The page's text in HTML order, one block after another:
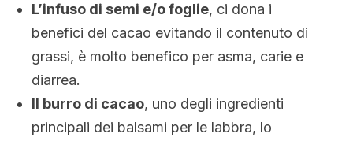
L’infuso di semi e/o foglie, ci dona i
benefici del cacao evitando il contenuto di
grassi, è molto benefico per asma, carie e
diarrea.
Il burro di cacao, uno degli ingredienti
principali dei balsami per le labbra, lo